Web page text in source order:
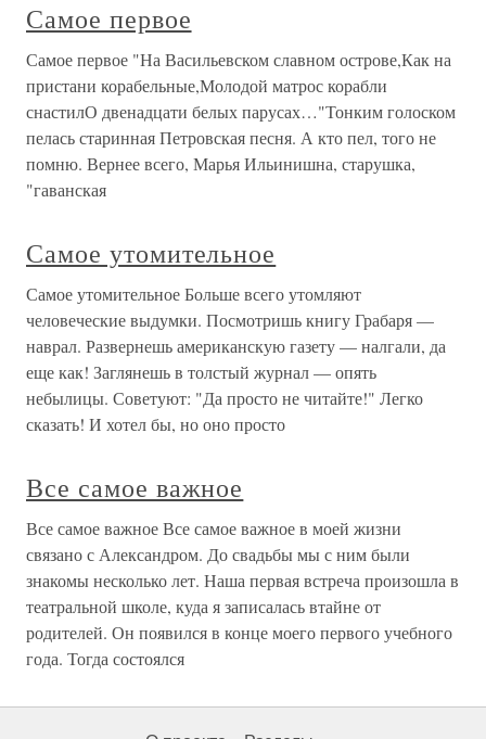
Самое первое
Самое первое "На Васильевском славном острове,Как на
пристани корабельные,Молодой матрос корабли
снастилО двенадцати белых парусах…"Тонким голоском
пелась старинная Петровская песня. А кто пел, того не
помню. Вернее всего, Марья Ильинишна, старушка,
"гаванская
Самое утомительное
Самое утомительное Больше всего утомляют
человеческие выдумки. Посмотришь книгу Грабаря —
наврал. Развернешь американскую газету — налгали, да
еще как! Заглянешь в толстый журнал — опять
небылицы. Советуют: "Да просто не читайте!" Легко
сказать! И хотел бы, но оно просто
Все самое важное
Все самое важное Все самое важное в моей жизни
связано с Александром. До свадьбы мы с ним были
знакомы несколько лет. Наша первая встреча произошла в
театральной школе, куда я записалась втайне от
родителей. Он появился в конце моего первого учебного
года. Тогда состоялся